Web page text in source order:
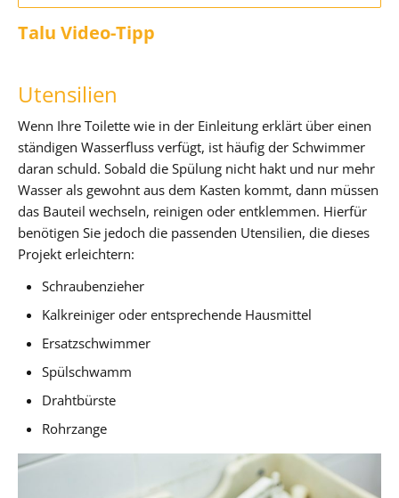
Talu Video-Tipp
Utensilien
Wenn Ihre Toilette wie in der Einleitung erklärt über einen
ständigen Wasserfluss verfügt, ist häufig der Schwimmer
daran schuld. Sobald die Spülung nicht hakt und nur mehr
Wasser als gewohnt aus dem Kasten kommt, dann müssen
das Bauteil wechseln, reinigen oder entklemmen. Hierfür
benötigen Sie jedoch die passenden Utensilien, die dieses
Projekt erleichtern:
Schraubenzieher
Kalkreiniger oder entsprechende Hausmittel
Ersatzschwimmer
Spülschwamm
Drahtbürste
Rohrzange